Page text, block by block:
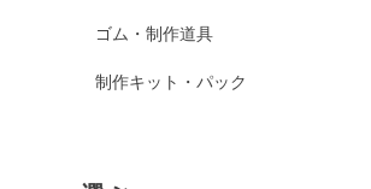
ゴム・制作道具
制作キット・パック